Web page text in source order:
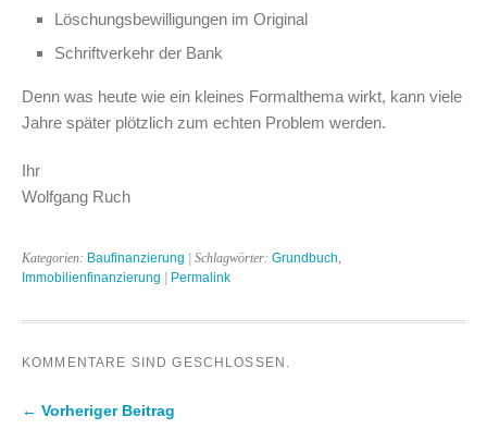
Löschungsbewilligungen im Original
Schriftverkehr der Bank
Denn was heute wie ein kleines Formalthema wirkt, kann viele
Jahre später plötzlich zum echten Problem werden.
Ihr
Wolfgang Ruch
Kategorien: Baufinanzierung | Schlagwörter: Grundbuch,
Immobilienfinanzierung
Permalink
KOMMENTARE SIND GESCHLOSSEN.
← Vorheriger Beitrag